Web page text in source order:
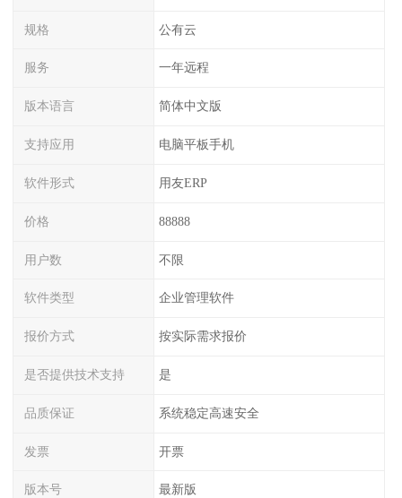
规格 公有云
服务 一年远程
版本语言 简体中文版
支持应用 电脑平板手机
软件形式 用友ERP
价格 88888
用户数 不限
软件类型 企业管理软件
报价方式 按实际需求报价
是否提供技术支持 是
品质保证 系统稳定高速安全
发票 开票
版本号 最新版